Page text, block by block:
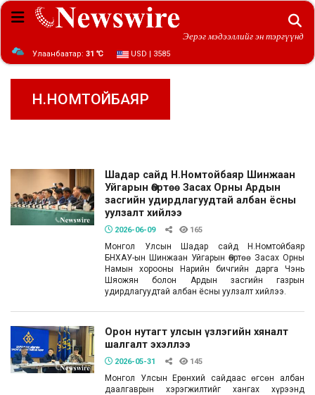
Эерэг мэдээллийг эн тэргүүнд
Улаанбаатар: 31 ℃ USD | 3585
Н.НОМТОЙБАЯР
Шадар сайд Н.Номтойбаяр Шинжаан
Уйгарын Өөртөө Засах Орны Ардын
засгийн удирдлагуудтай албан ёсны
уулзалт хийлээ
2026-06-09 165
Монгол Улсын Шадар сайд Н.Номтойбаяр
БНХАУ-ын Шинжаан Уйгарын Өөртөө Засах Орны
Намын хорооны Нарийн бичгийн дарга Чэнь
Шяожян болон Ардын засгийн газрын
удирдлагуудтай албан ёсны уулзалт хийлээ.
Орон нутагт улсын үзлэгийн хяналт
шалгалт эхэллээ
2026-05-31 145
Монгол Улсын Ерөнхий сайдаас өгсөн албан
даалгаврын хэрэгжилтийг хангах хүрээнд